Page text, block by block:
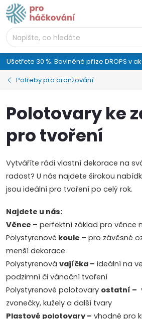
Přejít
na
obsah
Ušetřete 30 %. Bavlněné příze DROPS v
Potřeby pro aranžování
Polotovary ke
pro tvoření
Vytváříte rádi vlastní dekorace na
radost? U nás najdete širokou
jsou ideální pro tvoření po celý rok.
Najdete u nás:
Věnce – perfektní základ pro věnce
Polystyrenové koule – pro závěsné
menší dekorace
Polystyrenová vajíčka – ideální na
podzimní či vánoční tvoření
Polystyrenové polotovary ostatní –
zvonečky, kužely a další tvary
Plastové polotovary – vhodné pro
AI asistent "pani
ProHackovani.cz
Jsme e-shop s více než osmiletou
vás připraveno více než 25 tisíc
připravené k odeslání.